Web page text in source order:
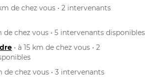
de chez vous • 2 intervenants
de chez vous • 5 intervenants disponibles
• à 15 km de chez vous • 2
de chez vous • 3 intervenants